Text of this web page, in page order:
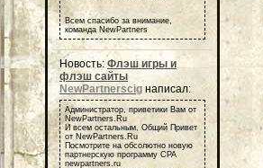
Всем спасибо за внимание,
команда NewPartners
Новость: Флэш игры и
флэш сайты
NewPartnerscig написал:
Администратор, приветики Вам от
NewPartners.Ru
И всем остальным, Общий Привет
от NewPartners.Ru
Посмотрите на обсолютно новую
партнерскую программу СРА
newpartners.ru